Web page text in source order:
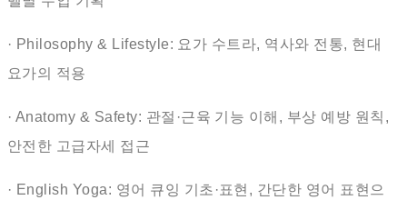
· Philosophy & Lifestyle: 요가 수트라, 역사와 전통, 현대
요가의 적용
· Anatomy & Safety: 관절·근육 기능 이해, 부상 예방 원칙,
안전한 고급자세 접근
· English Yoga: 영어 큐잉 기초·표현, 간단한 영어 표현으